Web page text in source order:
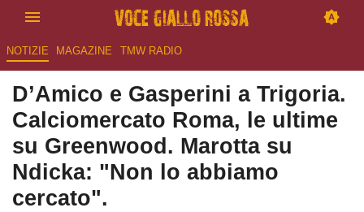
NOTIZIE MAGAZINE TMW RADIO
D’Amico e Gasperini a Trigoria.
Calciomercato Roma, le ultime
su Greenwood. Marotta su
Ndicka: "Non lo abbiamo
cercato".